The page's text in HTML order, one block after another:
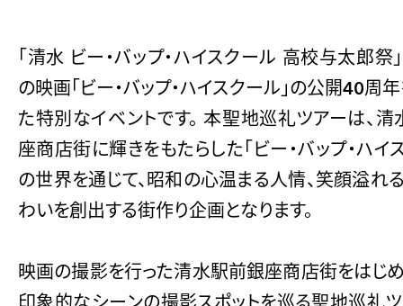
「清水 ビー・バップ・ハイスクール 高校与太郎祭
の映画「ビー・バップ・ハイスクール」の公開40周
た特別なイベントです。 本聖地巡礼ツアーは、
座商店街に輝きをもたらした「ビー・バップ・ハイ
の世界を通じて、昭和の心温まる人情、笑顔溢れ
わいを創出する街作り企画となります。
映画の撮影を行った清水駅前銀座商店街をはじ